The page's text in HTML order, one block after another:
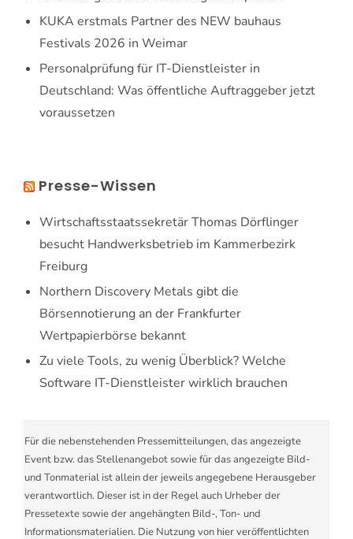
KUKA erstmals Partner des NEW bauhaus
Festivals 2026 in Weimar
Personalprüfung für IT-Dienstleister in
Deutschland: Was öffentliche Auftraggeber jetzt
voraussetzen
Presse-Wissen
Wirtschaftsstaatssekretär Thomas Dörflinger
besucht Handwerksbetrieb im Kammerbezirk
Freiburg
Northern Discovery Metals gibt die
Börsennotierung an der Frankfurter
Wertpapierbörse bekannt
Zu viele Tools, zu wenig Überblick? Welche
Software IT-Dienstleister wirklich brauchen
Für die nebenstehenden Pressemitteilungen, das angezeigte
Event bzw. das Stellenangebot sowie für das angezeigte Bild-
und Tonmaterial ist allein der jeweils angegebene Herausgeber
verantwortlich. Dieser ist in der Regel auch Urheber der
Pressetexte sowie der angehängten Bild-, Ton- und
Informationsmaterialien. Die Nutzung von hier veröffentlichten